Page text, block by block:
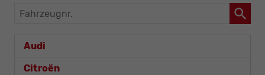
Fahrzeugnr.
Audi
Citroën